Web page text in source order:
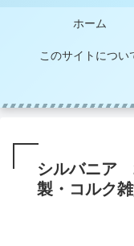
ホーム
このサイトについ
シルバニア
製・コルク